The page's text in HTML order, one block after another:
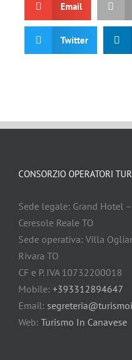
Email
Twitter
CONSORZIO OPERATORI
Sede legale: Grand Hotel
Ceresole Reale TO
Sede operativa: Villa
Rivara TO
CF e P. IVA 10732200018
Mobile: +393312894647
Email:
Web: Turismo In Canavese